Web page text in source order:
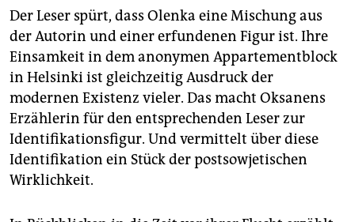
Der Leser spürt, dass Olenka eine Mischung aus
der Autorin und einer erfundenen Figur ist. Ihre
Einsamkeit in dem anonymen Appartementblock
in Helsinki ist gleichzeitig Ausdruck der
modernen Existenz vieler. Das macht Oksanens
Erzählerin für den entsprechenden Leser zur
Identifikationsfigur. Und vermittelt über diese
Identifikation ein Stück der postsowjetischen
Wirklichkeit.